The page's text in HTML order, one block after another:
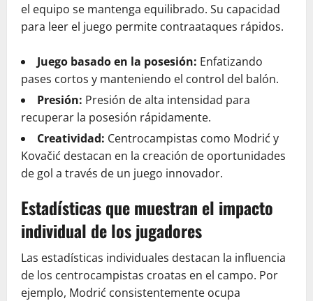
el equipo se mantenga equilibrado. Su capacidad
para leer el juego permite contraataques rápidos.
Juego basado en la posesión: Enfatizando
pases cortos y manteniendo el control del balón.
Presión: Presión de alta intensidad para
recuperar la posesión rápidamente.
Creatividad: Centrocampistas como Modrić y
Kovačić destacan en la creación de oportunidades
de gol a través de un juego innovador.
Estadísticas que muestran el impacto
individual de los jugadores
Las estadísticas individuales destacan la influencia
de los centrocampistas croatas en el campo. Por
ejemplo, Modrić consistentemente ocupa